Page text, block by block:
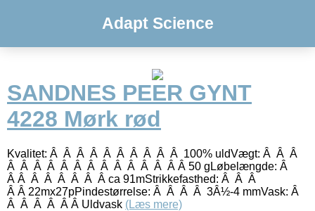
Adapt Science
SANDNES PEER GYNT
4228 Mørk rød
Kvalitet: Â Â Â Â Â Â Â Â Â Â 100% uldVægt: Â Â Â
Â Â Â Â Â Â Â Â Â Â Â Â Â Â 50 gLøbelængde: Â
Â Â Â Â Â Â Â Â ca 91mStrikkefasthed: Â Â Â
Â Â 22mx27pPindestørrelse: Â Â Â Â 3Â½-4 mmVask: Â
Â Â Â Â Â Â Uldvask (Læs mere)